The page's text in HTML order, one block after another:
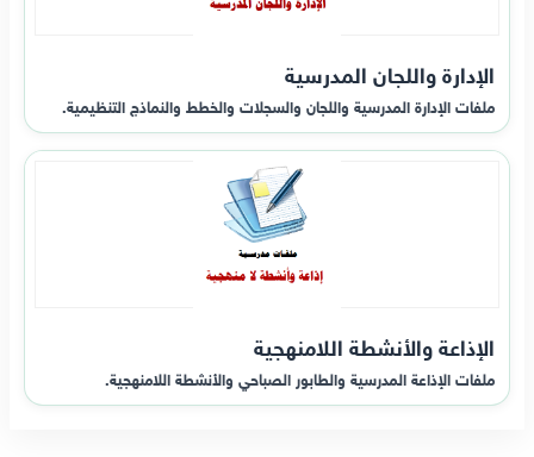
الإدارة واللجان المدرسية
ملفات الإدارة المدرسية واللجان والسجلات والخطط والنماذج التنظيمية.
الإذاعة والأنشطة اللامنهجية
ملفات الإذاعة المدرسية والطابور الصباحي والأنشطة اللامنهجية.